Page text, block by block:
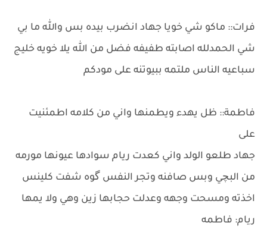
فرات:: ماكو شي خويا جهاد انضرب بيده بس والله ما بي
شي الحمدلله اصابته طفيفه فضل من الله يلا خويه خليج
سباعيه الناس ملتمه ببيوتنه على مودكم
فاطمة:: ظل يهدء ويطمنها واني من كلامه اطمئنيت
على
جهاد طلعو الولد واني كعدت ريام سوادها عيونها مورمه
من البچي وبس صافنه وتجر النفس گوه شفت كلينس
اخذته ومسحت وجهه وعدلت حجابها زين وهي ولا يمها
ريام: فاطمه